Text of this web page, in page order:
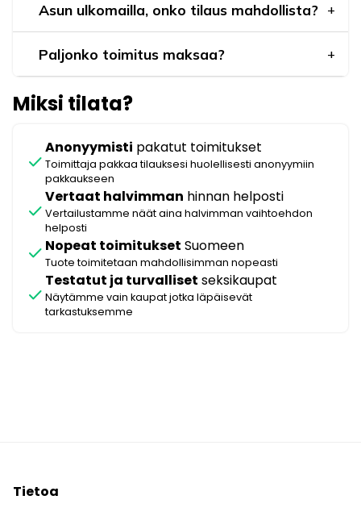
Asun ulkomailla, onko tilaus mahdollista?
Paljonko toimitus maksaa?
Miksi tilata?
check
Anonyymisti pakatut toimitukset
Toimittaja pakkaa tilauksesi huolellisesti anonyymiin
pakkaukseen
check
Vertaat halvimman hinnan helposti
Vertailustamme näät aina halvimman vaihtoehdon
helposti
check Nopeat toimitukset Suomeen
Tuote toimitetaan mahdollisimman nopeasti
check
Testatut ja turvalliset seksikaupat
Näytämme vain kaupat jotka läpäisevät
tarkastuksemme
Tietoa